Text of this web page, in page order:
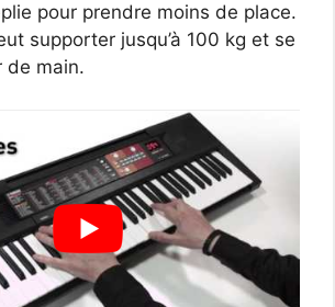
pour prendre moins de place.
supporter jusqu’à 100 kg et se
de main.